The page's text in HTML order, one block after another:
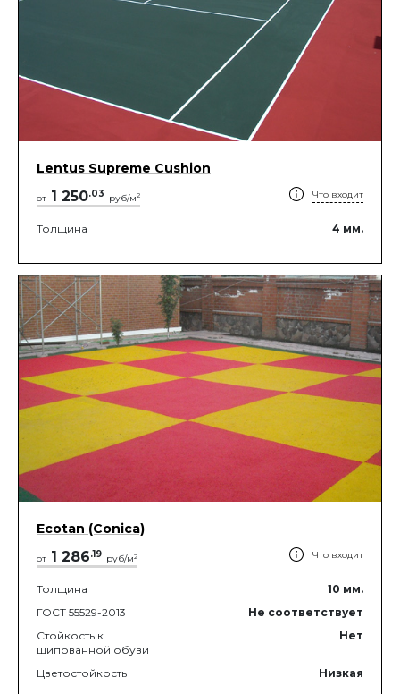
Lentus Supreme Cushion
от 1 250.03 руб/м2 Что входит
Толщина 4 мм.
Ecotan (Conica)
от 1 286.19 руб/м2 Что входит
Толщина 10 мм.
ГОСТ 55529-2013
Не соответствует
Стойкость к
шипованной обуви
Нет
Цветостойкость Низкая